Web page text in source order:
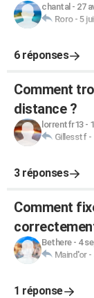
chantal - 27
Roro- 5
6 réponses
Comment
distance ?
lorrentfr13-
Gillesstf-
3 réponses
Comment
Bethere- 4
Maind'or-
1 réponse